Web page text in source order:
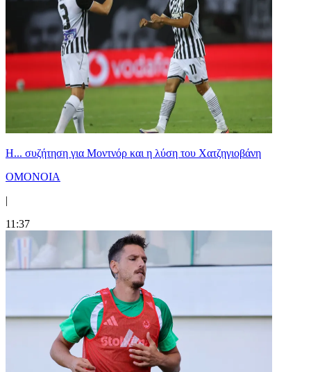
Η... συζήτηση για Μοντνόρ και η λύση του Χατζηγιοβάνη
ΟΜΟΝΟΙΑ
|
11:37